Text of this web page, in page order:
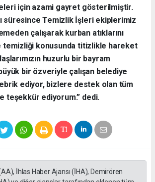
için azami gayret gösterilmiştir.
süresince Temizlik İşleri ekiplerimiz
çalışarak kurban atıklarını
temizliği konusunda titizlikle hareket
huzurlu bir bayram
bir özveriyle çalışan belediye
ediyor, bizlere destek olan tüm
teşekkür ediyorum.” dedi.
İhlas Haber Ajansı (İHA), Demirören